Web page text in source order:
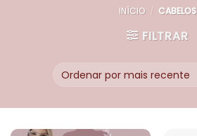
INÍCIO / CABELOS
FILTRAR